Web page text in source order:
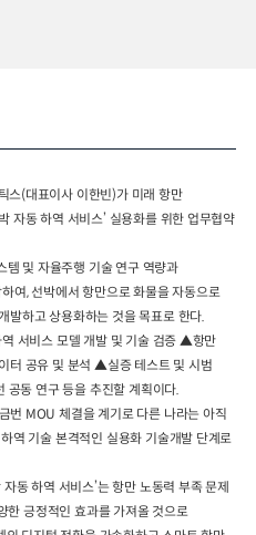
스(대표이사 이한빈)가 미래 항만
자동 하역 서비스’ 실용화를 위한 업무협약
템 및 자율주행 기술 연구 역량과
여, 선박에서 항만으로 화물을 자동으로
발하고 상용화하는 것을 목표로 한다.
서비스 모델 개발 및 기술 검증 ▲항만
터 공유 및 분석 ▲실증 테스트 및 시범
동 연구 등을 추진할 계획이다.
번 MOU 체결을 계기로 다른 나라는 아직
역 기술 본격적인 실용화 기술개발 단계로
동 하역 서비스’는 항만 노동력 부족 문제
한 긍정적인 효과를 가져올 것으로